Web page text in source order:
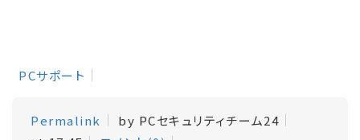
PCサポート
Permalink
by PCセキュリティチーム24